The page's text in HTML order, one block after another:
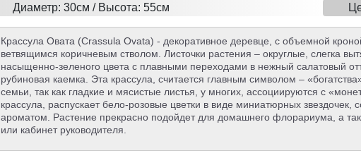
Диаметр: 30см / Высота: 55см
Крассула Овата (Crassula Ovata) - декоративное деревце, с объемной
ветвящимся коричневым стволом. Листочки растения – округлые, слегка
насыщенно-зеленого цвета с плавными переходами в нежный салатовый
рубиновая каемка. Эта крассула, считается главным символом –
семьи, так как гладкие и мясистые листья, у многих, ассоциируются с
крассула, распускает бело-розовые цветки в виде миниатюрных звездочек,
ароматом. Растение прекрасно подойдет для домашнего флорариума, а
или кабинет руководителя.